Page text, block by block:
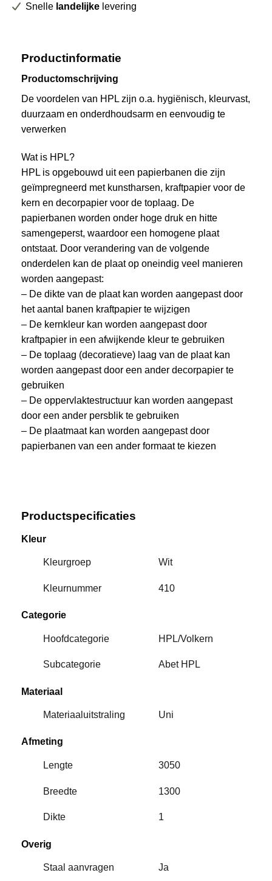
Snelle landelijke levering
Productinformatie
Productomschrijving
De voordelen van HPL zijn o.a. hygiënisch, kleurvast,
duurzaam en onderdhoudsarm en eenvoudig te
verwerken
Wat is HPL?
HPL is opgebouwd uit een papierbanen die zijn
geïmpregneerd met kunstharsen, kraftpapier voor de
kern en decorpapier voor de toplaag. De
papierbanen worden onder hoge druk en hitte
samengeperst, waardoor een homogene plaat
ontstaat. Door verandering van de volgende
onderdelen kan de plaat op oneindig veel manieren
worden aangepast:
– De dikte van de plaat kan worden aangepast door
het aantal banen kraftpapier te wijzigen
– De kernkleur kan worden aangepast door
kraftpapier in een afwijkende kleur te gebruiken
– De toplaag (decoratieve) laag van de plaat kan
worden aangepast door een ander decorpapier te
gebruiken
– De oppervlaktestructuur kan worden aangepast
door een ander persblik te gebruiken
– De plaatmaat kan worden aangepast door
papierbanen van een ander formaat te kiezen
Productspecificaties
Kleur
Kleurgroep Wit
Kleurnummer 410
Categorie
Hoofdcategorie HPL/Volkern
Subcategorie Abet HPL
Materiaal
Materiaaluitstraling Uni
Afmeting
Lengte 3050
Breedte 1300
Dikte 1
Overig
Staal aanvragen Ja